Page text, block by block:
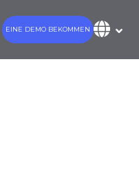
EINE DEMO BEKOMMEN